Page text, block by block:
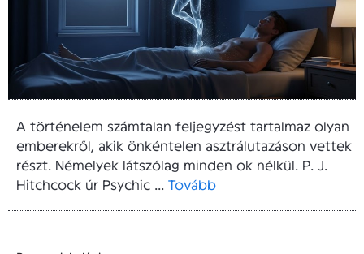
A történelem számtalan feljegyzést tartalmaz olyan
emberekről, akik önkéntelen asztrálutazáson vettek
részt. Némelyek látszólag minden ok nélkül. P. J.
Hitchcock úr Psychic ... Tovább